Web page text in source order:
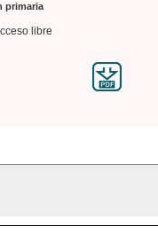
primaria
libre